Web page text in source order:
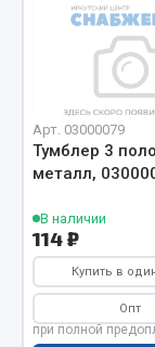
Измерительный
Крепежный
Режущий
Силовое
Слесарный
Столярный
Весь раздел
Цепи
Арт. 03000079
Тумблер 3
металл,
В наличии
114 ₽
Купить в
Опт
при полной